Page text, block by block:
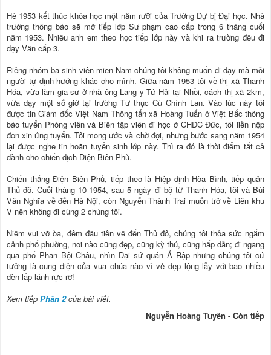
Hè 1953 kết thúc khóa học một năm rưỡi của Trường Dự bị Đại học. Nhà
trường thông báo sẽ mở tiếp lớp Sư phạm cao cấp trong 6 tháng cuối
năm 1953. Nhiều anh em theo học tiếp lớp này và khi ra trường đều đi
dạy Văn cấp 3.
Riêng nhóm ba sinh viên miền Nam chúng tôi không muốn đi dạy mà mỗi
người tự định hướng khác cho mình. Giữa năm 1953 tôi về thị xã Thanh
Hóa, vừa làm gia sư ở nhà ông Lang y Tứ Hải tại Nhồi, cách thị xã 2km,
vừa dạy một số giờ tại trường Tư thục Cù Chính Lan. Vào lúc này tôi
được tin Giám đốc Việt Nam Thông tấn xã Hoàng Tuấn ở Việt Bắc thông
báo tuyển Phóng viên và Biên tập viên đi học ở CHDC Đức, tôi liền nộp
đơn xin ứng tuyển. Tôi mong ước và chờ đợi, nhưng bước sang năm 1954
lại được nghe tin hoãn tuyển sinh lớp này. Thì ra đó là thời điểm tất cả
dành cho chiến dịch Điện Biên Phủ.
Chiến thắng Điện Biên Phủ, tiếp theo là Hiệp định Hòa Bình, tiếp quản
Thủ đô. Cuối tháng 10-1954, sau 5 ngày đi bộ từ Thanh Hóa, tôi và Bùi
Vân Nghĩa về đến Hà Nội, còn Nguyễn Thành Trai muốn trở về Liên khu
V nên không đi cùng 2 chúng tôi.
Niềm vui vỡ òa, đêm đầu tiên về đến Thủ đô, chúng tôi thỏa sức ngắm
cảnh phố phường, nơi nào cũng đẹp, cũng kỳ thú, cũng hấp dẫn; đi ngang
qua phố Phan Bội Châu, nhìn Đại sứ quán Ả Rập nhưng chúng tôi cứ
tưởng là cung điện của vua chúa nào vì vẻ đẹp lộng lẫy với bao nhiều
đèn lấp lánh rực rỡ!
Xem tiếp Phần 2của bài viết.
Nguyễn Hoàng Tuyên - Còn tiếp